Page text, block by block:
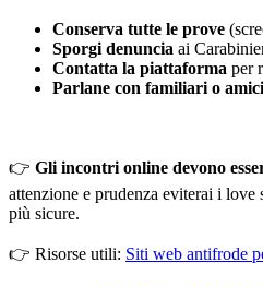
Conserva tutte le prove
Sporgi denuncia ai
Contatta la piattaforma per
Parlane con familiari o amici
👉 Gli incontri online devono
attenzione e prudenza eviterai i
più sicure.
👉 Risorse utili: Siti web antifrode